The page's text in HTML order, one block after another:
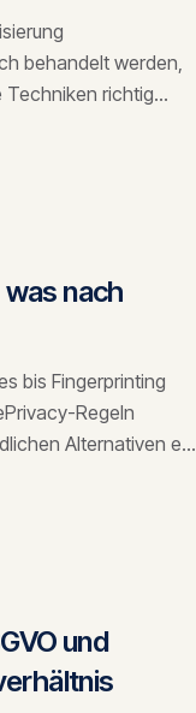
behandelt werden,
Techniken richtig
nach
bis Fingerprinting
Regeln
Alternativen es
und